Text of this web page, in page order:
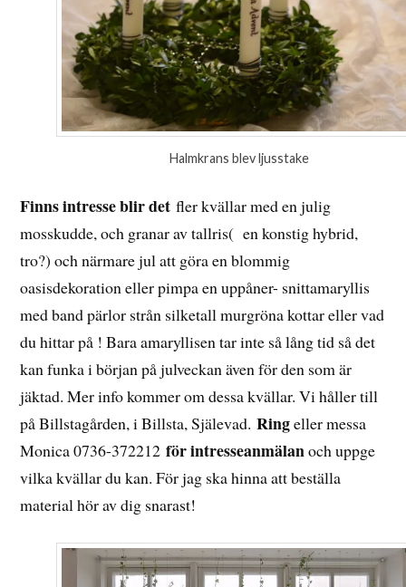
Halmkrans blev ljusstake
Finns intresse blir detfler kvällar med en julig
mosskudde, och granar av tallris( en konstig hybrid,
tro?) och närmare jul att göra en blommig
oasisdekoration eller pimpa en uppåner- snittamaryllis
med band pärlor strån silketall murgröna kottar eller vad
du hittar på ! Bara amaryllisen tar inte så lång tid så det
kan funka i början på julveckan även för den som är
jäktad. Mer info kommer om dessa kvällar. Vi håller till
på Billstagården, i Billsta, Själevad.Ringeller messa
Monica 0736-372212för intresseanmälanoch uppge
vilka kvällar du kan. För jag ska hinna att beställa
material hör av dig snarast!